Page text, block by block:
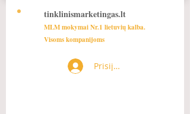
tinklinismarketingas.lt
MLM mokymai Nr.1 lietuvių kalba.
Visoms kompanijoms
Prisijungti